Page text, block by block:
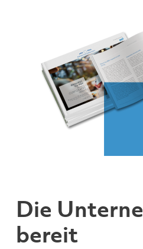
Die
bereit